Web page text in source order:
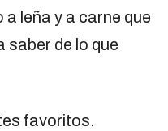
a leña y a carne que
saber de lo que
favoritos.